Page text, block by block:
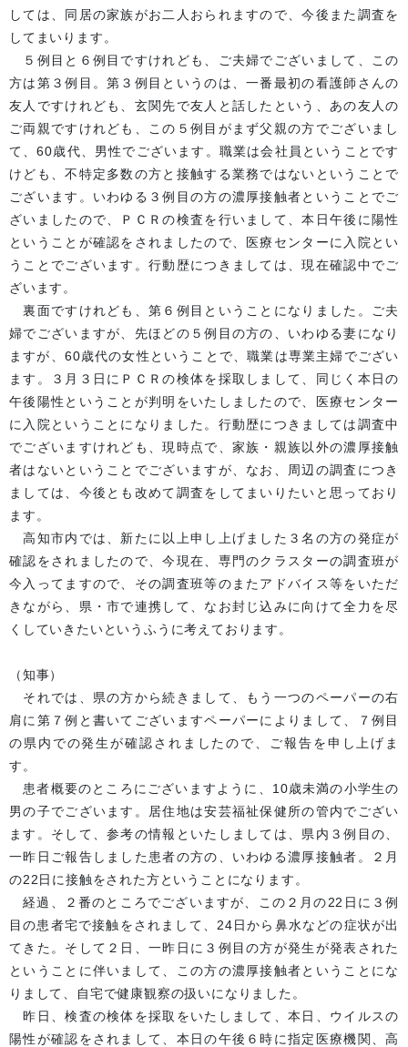
しては、同居の家族がお二人おられますので、今後また調査を
してまいります。
５例目と６例目ですけれども、ご夫婦でございまして、この
方は第３例目。第３例目というのは、一番最初の看護師さんの
友人ですけれども、玄関先で友人と話したという、あの友人の
ご両親ですけれども、この５例目がまず父親の方でございまし
て、60歳代、男性でございます。職業は会社員ということです
けども、不特定多数の方と接触する業務ではないということで
ございます。いわゆる３例目の方の濃厚接触者ということでご
ざいましたので、ＰＣＲの検査を行いまして、本日午後に陽性
ということが確認をされましたので、医療センターに入院とい
うことでございます。行動歴につきましては、現在確認中でご
ざいます。
裏面ですけれども、第６例目ということになりました。ご夫
婦でございますが、先ほどの５例目の方の、いわゆる妻になり
ますが、60歳代の女性ということで、職業は専業主婦でござい
ます。３月３日にＰＣＲの検体を採取しまして、同じく本日の
午後陽性ということが判明をいたしましたので、医療センター
に入院ということになりました。行動歴につきましては調査中
でございますけれども、現時点で、家族・親族以外の濃厚接触
者はないということでございますが、なお、周辺の調査につき
ましては、今後とも改めて調査をしてまいりたいと思っており
ます。
高知市内では、新たに以上申し上げました３名の方の発症が
確認をされましたので、今現在、専門のクラスターの調査班が
今入ってますので、その調査班等のまたアドバイス等をいただ
きながら、県・市で連携して、なお封じ込みに向けて全力を尽
くしていきたいというふうに考えております。
（知事）
それでは、県の方から続きまして、もう一つのペーパーの右
肩に第７例と書いてございますペーパーによりまして、７例目
の県内での発生が確認されましたので、ご報告を申し上げま
す。
患者概要のところにございますように、10歳未満の小学生の
男の子でございます。居住地は安芸福祉保健所の管内でござい
ます。そして、参考の情報といたしましては、県内３例目の、
一昨日ご報告しました患者の方の、いわゆる濃厚接触者。２月
の22日に接触をされた方ということになります。
経過、２番のところでございますが、この２月の22日に３例
目の患者宅で接触をされまして、24日から鼻水などの症状が出
てきた。そして２日、一昨日に３例目の方が発生が発表された
ということに伴いまして、この方の濃厚接触者ということにな
りまして、自宅で健康観察の扱いになりました。
昨日、検査の検体を採取をいたしまして、本日、ウイルスの
陽性が確認をされまして、本日の午後６時に指定医療機関、高